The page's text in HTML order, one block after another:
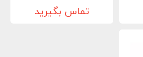
تماس بگیرید